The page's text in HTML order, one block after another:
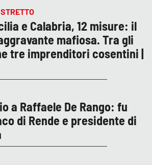
e Calabria, 12 misure: il
mafiosa. Tra gli
tre imprenditori cosentini |
a Raffaele De Rango: fu
di Rende e presidente di